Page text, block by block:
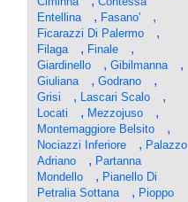
Entellina
, Fasano' ,
Ficarazzi Di Palermo ,
Filaga , Finale ,
Giardinello , Gibilmanna ,
Giuliana , Godrano ,
Grisi , Lascari Scalo ,
Locati , Mezzojuso ,
Montemaggiore Belsito ,
Nociazzi Inferiore , Palazzo
Adriano
, Partanna
Mondello
, Pianello Di
Petralia Sottana
, Pioppo